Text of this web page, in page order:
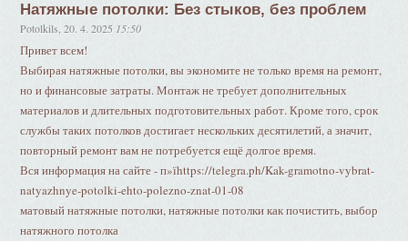
Натяжные потолки: Без стыков, без проблем
Potolkils ,20. 4. 2025 15:50
Привет всем!
Выбирая натяжные потолки, вы экономите не только время на ремонт,
но и финансовые затраты. Монтаж не требует дополнительных
материалов и длительных подготовительных работ. Кроме того, срок
службы таких потолков достигает нескольких десятилетий, а значит,
повторный ремонт вам не потребуется ещё долгое время.
Вся информация на сайте - п»їhttps://telegra.ph/Kak-gramotno-vybrat-
natyazhnye-potolki-ehto-polezno-znat-01-08
матовый натяжные потолки, натяжные потолки как почистить, выбор
натяжного потолка